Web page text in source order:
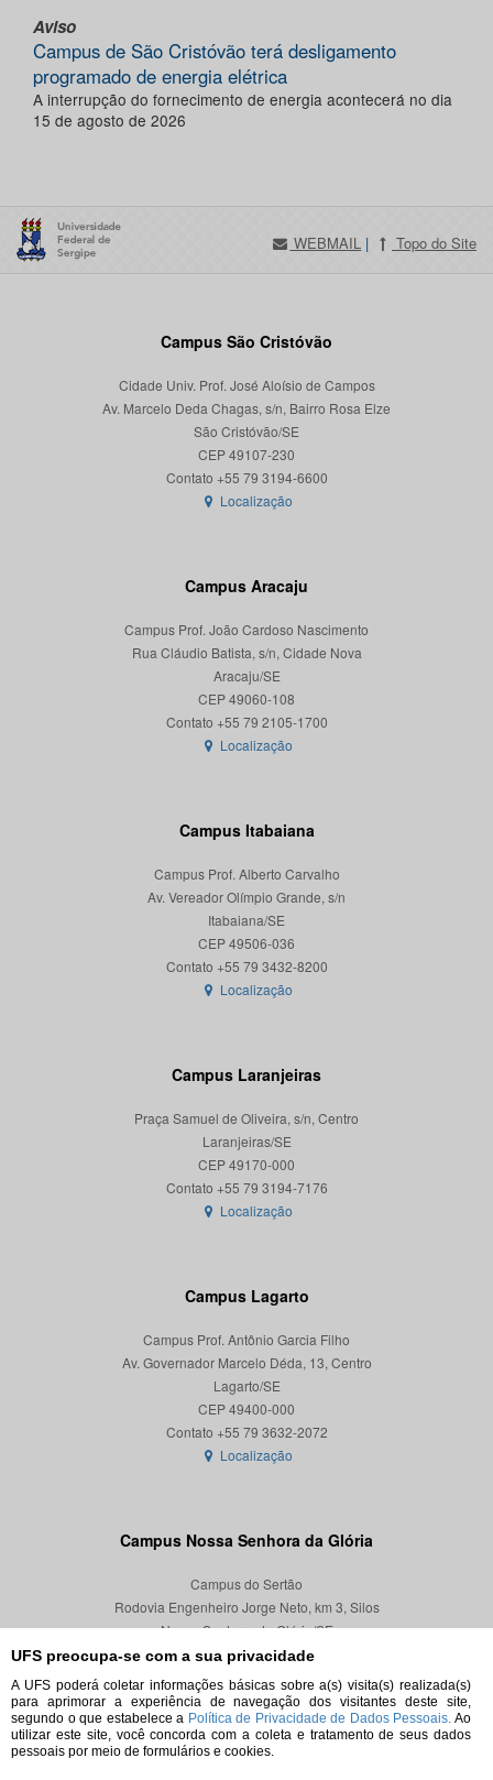
UFS preocupa-se com a sua privacidade
A UFS poderá coletar informações básicas sobre a(s) visita(s) realizada(s)
para aprimorar a experiência de navegação dos visitantes deste site,
segundo o que estabelece a Política de Privacidade de Dados Pessoais. Ao
utilizar este site, você concorda com a coleta e tratamento de seus dados
pessoais por meio de formulários e cookies.
Aviso
Campus de São Cristóvão terá desligamento
programado de energia elétrica
A interrupção do fornecimento de energia acontecerá no dia
15 de agosto de 2026
WEBMAIL | Topo do Site
Campus São Cristóvão
Cidade Univ. Prof. José Aloísio de Campos
Av. Marcelo Deda Chagas, s/n, Bairro Rosa Elze
São Cristóvão/SE
CEP 49107-230
Localização
Campus Aracaju
Campus Prof. João Cardoso Nascimento
Rua Cláudio Batista, s/n, Cidade Nova
Aracaju/SE
CEP 49060-108
Localização
Campus Itabaiana
Campus Prof. Alberto Carvalho
Av. Vereador Olímpio Grande, s/n
Itabaiana/SE
CEP 49506-036
Localização
Campus Laranjeiras
Praça Samuel de Oliveira, s/n, Centro
Laranjeiras/SE
CEP 49170-000
Localização
Campus Lagarto
Campus Prof. Antônio Garcia Filho
Av. Governador Marcelo Déda, 13, Centro
Lagarto/SE
CEP 49400-000
Localização
Campus Nossa Senhora da Glória
Campus do Sertão
Rodovia Engenheiro Jorge Neto, km 3, Silos
Nossa Senhora da Glória/SE
CEP 49680-000
Localização